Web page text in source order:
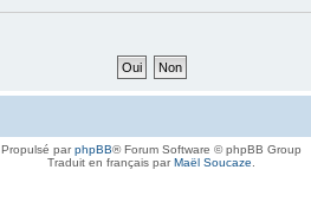
Propulsé parphpBB® Forum Software © phpBB Group
Traduit en français parMaël Soucaze